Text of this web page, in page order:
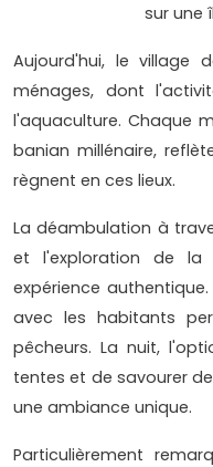
sur une
Aujourd'hui, le village
ménages, dont
l'aquaculture. Chaque
banian millénaire,
règnent en ces lieux.
La déambulation à
et l'exploration de la
expérience
avec les habitants
pêcheurs. La nuit,
tentes et de savourer
une ambiance unique.
Particulièrement